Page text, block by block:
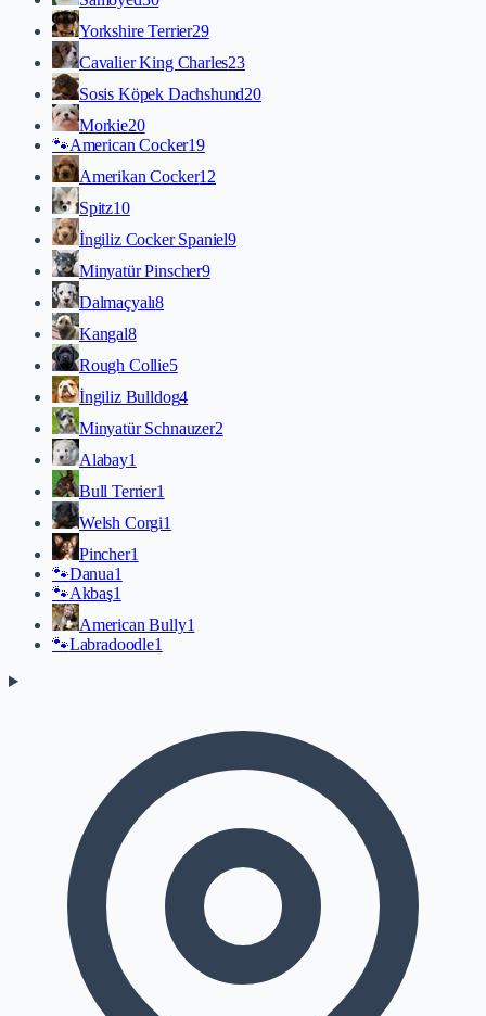
Yorkshire Terrier29
Cavalier King Charles23
Sosis Köpek Dachshund20
Morkie20
🐾American Cocker19
Amerikan Cocker12
Spitz10
İngiliz Cocker Spaniel9
Minyatür Pinscher9
Dalmaçyalı8
Kangal8
Rough Collie5
İngiliz Bulldog4
Minyatür Schnauzer2
Alabay1
Bull Terrier1
Welsh Corgi1
Pincher1
🐾Danua1
🐾Akbaş1
American Bully1
🐾Labradoodle1